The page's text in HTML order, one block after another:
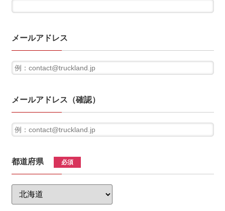
メールアドレス
メールアドレス（確認）
都道府県 必須